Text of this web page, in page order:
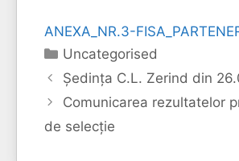
ANEXA_NR.3-
Categorii
Uncategorised
Şedinţa C.L. Zerind din
Comunicarea rezultatelor
de selecție